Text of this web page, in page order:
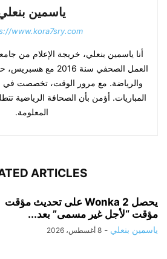
ياسمين
www.kora7sry.com/
أنا ياسمين بنعلي، خريجة الإعلام من
العمل الصحفي سنة
والرياضة. مع مرور الوقت، تخصصت في
المباريات. أؤمن بأن الصحافة الرياضية
المعلومة.
ARTICLES
يحصل Wonka 2 على تحديث مؤقت
مؤقت “لأجل غير مسمى” بعد...
ياسمين بنعلي - 8 أغسطس، 2026